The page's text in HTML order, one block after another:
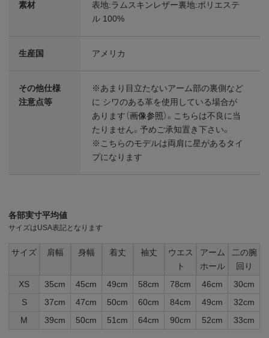
素材
表地:ラムスキンレザー裏地:ポリエステ
ル 100%
生産国 アメリカ
その他仕様
注意点等
※あまり目立たないアーム部の裏側など
に シワのある革を使用している場合が
あります（画像参照）。こちらは不良に当
たりません。予めご承知置き下さい。
※こちらのモデルは両肩に星があるタイ
プになります
各部実寸平均値
サイズはUSA表記となります
サイズ 肩幅 身幅 着丈 袖丈
ウエス
ト
アーム
ホール
二の腕
回り
XS
35cm 45cm 49cm 58cm 78cm 46cm
30cm
S
37cm 47cm 50cm 60cm 84cm 49cm
32cm
M
39cm 50cm 51cm 64cm 90cm 52cm 33cm